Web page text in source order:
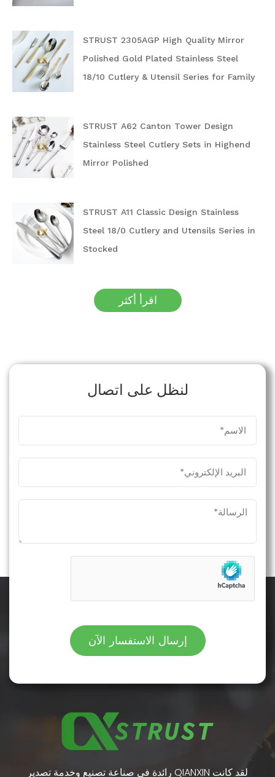
STRUST 2305AGP High Quality Mirror
Polished Gold Plated Stainless Steel
18/10 Cutlery & Utensil Series for Family
STRUST A62 Canton Tower Design
Stainless Steel Cutlery Sets in Highend
Mirror Polished
STRUST A11 Classic Design Stainless
Steel 18/0 Cutlery and Utensils Series in
Stocked
اقرأ أكثر
لنظل على اتصال
إرسال الاستفسار الآن
لقد كانت QIANXIN رائدة في صناعة تصنيع وخدمة تصدير